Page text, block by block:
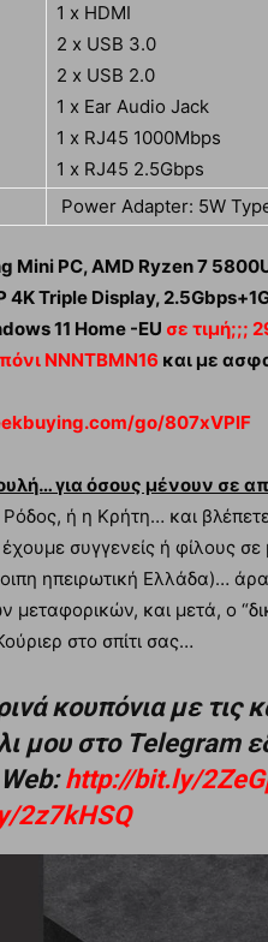
1 x HDMI
2 x USB 3.0
2 x USB 2.0
1 x Ear Audio Jack
1 x RJ45 1000Mbps
1 x RJ45 2.5Gbps
Power Adapter: 5W
Mini PC, AMD Ryzen 7
4K Triple Display,
11 Home -EU σε τιμή;;;
NNNTBMN16 και με
go/807xVPlF
για όσους μένουν σε
ή η Κρήτη… και
συγγενείς ή φίλους
ηπειρωτική Ελλάδα)… άρα
μεταφορικών, και μετά, ο
στο σπίτι σας…
κουπόνια με τις
μου στο Telegram
http://bit.ly/
2z7kHSQ